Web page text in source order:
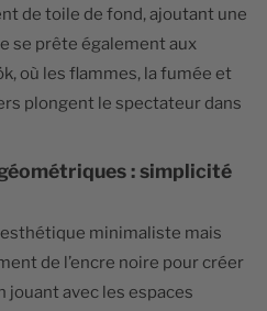
de toile de fond, ajoutant une
se prête également aux
où les flammes, la fumée et
plongent le spectateur dans
: simplicité
minimaliste mais
de l’encre noire pour créer
jouant avec les espaces